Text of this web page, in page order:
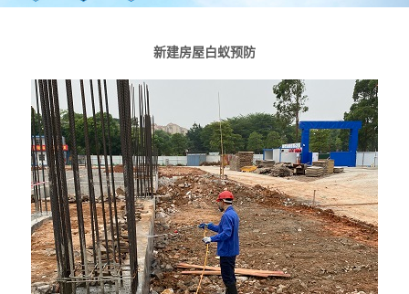
新建房屋白蚁预防